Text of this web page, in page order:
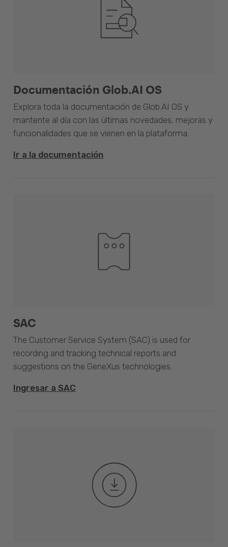
Documentación Glob.AI OS
Explora toda la documentación de Glob.AI OS y
mantente al día con las últimas novedades, mejoras y
funcionalidades que se vienen en la plataforma.
Ir a la documentación
SAC
The Customer Service System (SAC) is used for
recording and tracking technical reports and
suggestions on the GeneXus technologies.
Ingresar a SAC